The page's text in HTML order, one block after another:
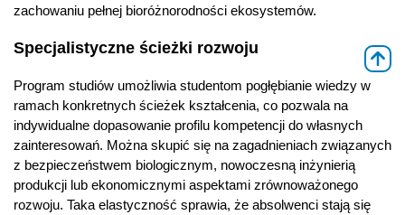
zachowaniu pełnej bioróżnorodności ekosystemów.
Specjalistyczne ścieżki rozwoju
Program studiów umożliwia studentom pogłębianie wiedzy w
ramach konkretnych ścieżek kształcenia, co pozwala na
indywidualne dopasowanie profilu kompetencji do własnych
zainteresowań. Można skupić się na zagadnieniach związanych
z bezpieczeństwem biologicznym, nowoczesną inżynierią
produkcji lub ekonomicznymi aspektami zrównoważonego
rozwoju. Taka elastyczność sprawia, że absolwenci stają się